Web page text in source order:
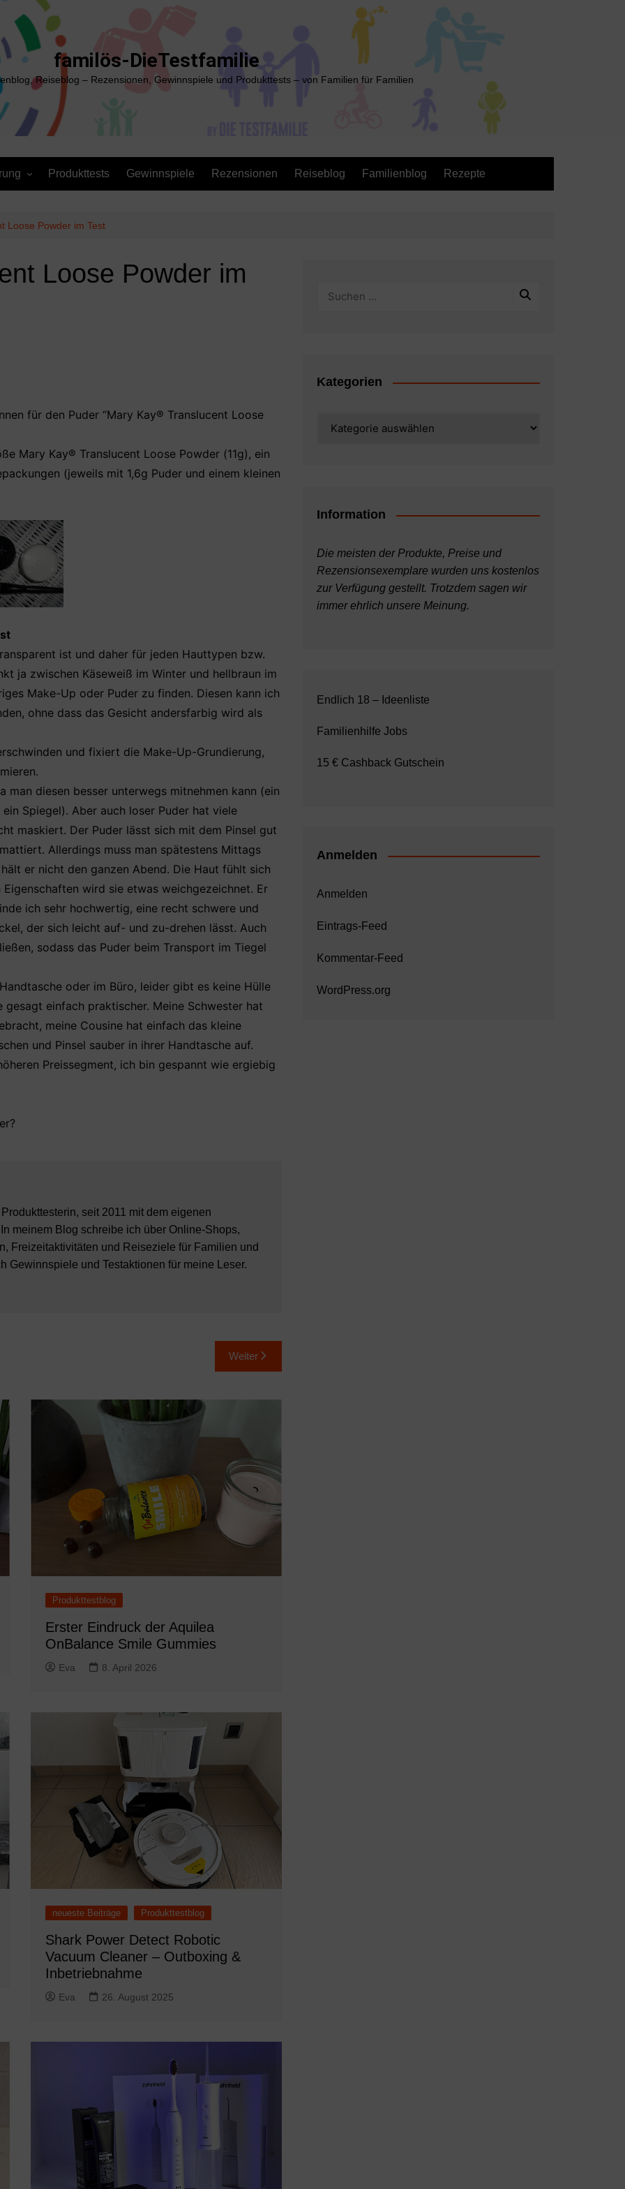
familös-DieTestfamilie
Reiseblog – Rezensionen, Gewinnspiele und Produkttests – von Familien für Familien
Produkttests Gewinnspiele Rezensionen Reiseblog Familienblog Rezepte
Loose Powder im Test
Loose Powder im
für den Puder “Mary Kay® Translucent Loose
Mary Kay® Translucent Loose Powder (11g), ein
(jeweils mit 1,6g Puder und einem kleinen
ist und daher für jeden Hauttypen bzw.
ja zwischen Käseweiß im Winter und hellbraun im
Make-Up oder Puder zu finden. Diesen kann ich
ohne dass das Gesicht andersfarbig wird als
und fixiert die Make-Up-Grundierung,
man diesen besser unterwegs mitnehmen kann (ein
Spiegel). Aber auch loser Puder hat viele
maskiert. Der Puder lässt sich mit dem Pinsel gut
Allerdings muss man spätestens Mittags
er nicht den ganzen Abend. Die Haut fühlt sich
wird sie etwas weichgezeichnet. Er
ich sehr hochwertig, eine recht schwere und
der sich leicht auf- und zu-drehen lässt. Auch
sodass das Puder beim Transport im Tiegel
oder im Büro, leider gibt es keine Hülle
einfach praktischer. Meine Schwester hat
meine Cousine hat einfach das kleine
und Pinsel sauber in ihrer Handtasche auf.
Preissegment, ich bin gespannt wie ergiebig
seit 2011 mit dem eigenen
meinem Blog schreibe ich über Online-Shops,
Freizeitaktivitäten und Reiseziele für Familien und
Gewinnspiele und Testaktionen für meine Leser.
Weiter
Produkttestblog
Erster Eindruck der Aquilea
OnBalance Smile Gummies
Eva 8. April 2026
neueste Beiträge Produkttestblog
Shark Power Detect Robotic
Vacuum Cleaner – Outboxing &
Inbetriebnahme
Eva 26. August 2025
Kategorien
Information
Die meisten der Produkte, Preise und
Rezensionsexemplare wurden uns kostenlos
zur Verfügung gestellt. Trotzdem sagen wir
immer ehrlich unsere Meinung.
Endlich 18 – Ideenliste
Familienhilfe Jobs
15 € Cashback Gutschein
Anmelden
Anmelden
Eintrags-Feed
Kommentar-Feed
WordPress.org